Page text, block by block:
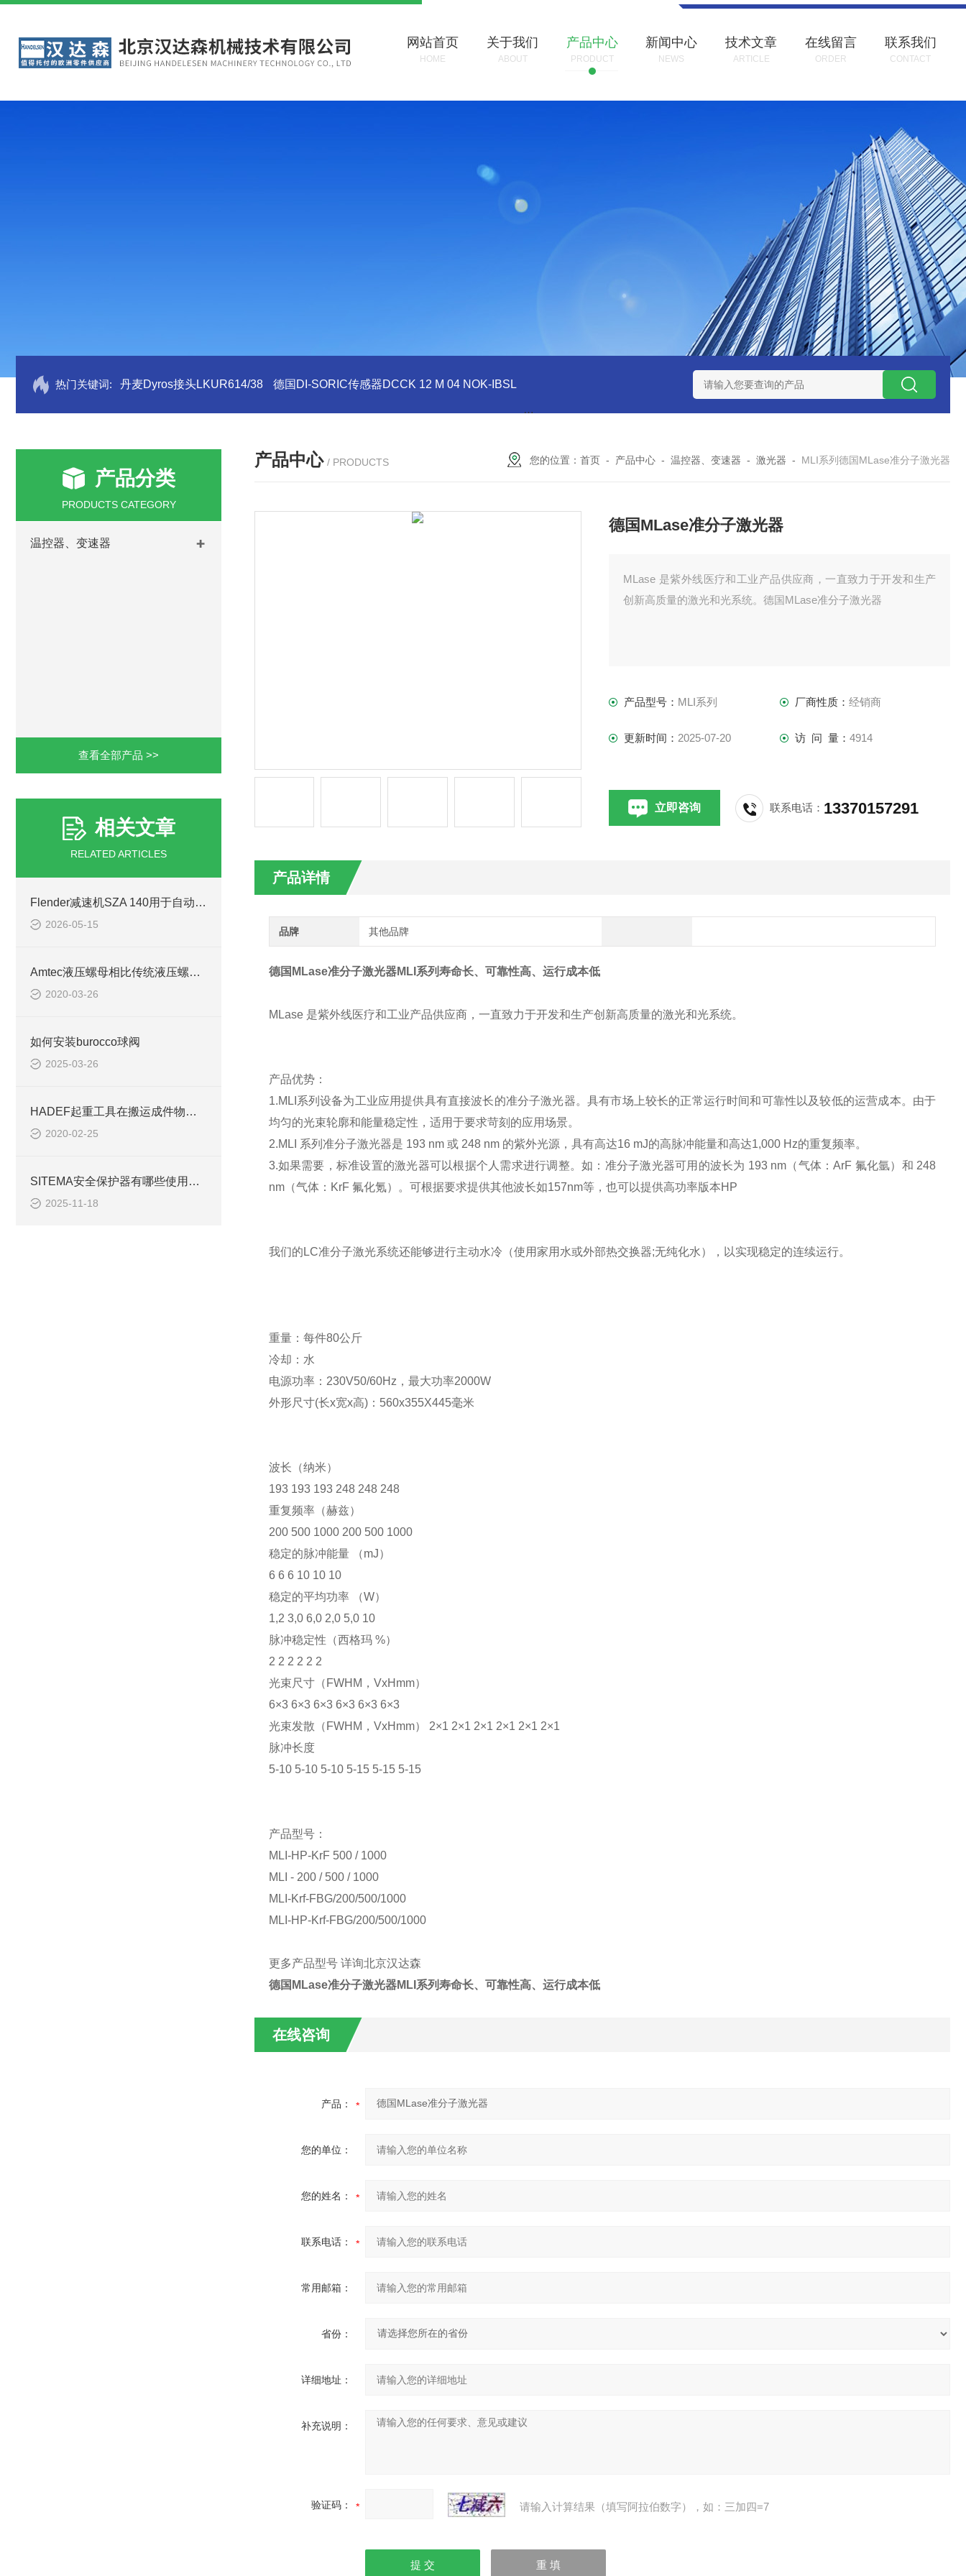
网站首页
HOME
关于我们
ABOUT
产品中心
PRODUCT
新闻中心
NEWS
技术文章
ARTICLE
在线留言
ORDER
联系我们
CONTACT
热门关键词: 丹麦Dyros接头LKUR614/38 德国DI-SORIC传感器DCCK 12 M 04 NOK-IBSL 德国DI-SORIC传感器DCC 08 M 02 PSK-TSL 瑞典AQ液位开关RS34 意大利
产品分类
PRODUCTS CATEGORY
温控器、变速器
查看全部产品 >>
相关文章
RELATED ARTICLES
Flender减速机SZA 140用于自动化生产线
2026-05-15
Amtec液压螺母相比传统液压螺母具有哪些优势？
2020-03-26
如何安装burocco球阀
2025-03-26
HADEF起重工具在搬运成件物品种有哪些特点？
2020-02-25
SITEMA安全保护器有哪些使用注意事项
2025-11-18
产品中心 / PRODUCTS 您的位置： 首页 - 产品中心 - 温控器、变速器 - 激光器 - MLI系列德国MLase准分子激光器
德国MLase准分子激光器
MLase 是紫外线医疗和工业产品供应商，一直致力于开发和生产
创新高质量的激光和光系统。德国MLase准分子激光器
产品型号： MLI系列 厂商性质： 经销商
更新时间： 2025-07-20 访 问 量： 4914
立即咨询 联系电话： 13370157291
产品详情
品牌 其他品牌
德国 MLase准分子激光器MLI 系列寿命长、可靠性高、运行成本低
MLase 是紫外线医疗和工业产品供应商， 一直致力于开发和生产创新高质量的激光和光系统。
产品优势：
1.MLI 系列设备为工业应用提供具有直接波长的准分子激光器。具有市场上较长的正常运行时间和可靠性以及较低的运营成本。由于
均匀的光束轮廓和能量稳定性，适用于要求苛刻的应用场景。
2.MLI 系列准分子激光器是 193 nm 或 248 nm 的紫外光源，具有高达16 mJ的高脉冲能量和高达1,000 Hz的重复频率。
3.如果需要，标准设置的激光器可以根据个人需求进行调整。如：准分子激光器可用的波长为 193 nm （气体：ArF 氟化氩）和 248
nm（气体： KrF 氟化氪）。可根据要求提供其他波长如157nm等，也可以提供高功率版本HP
我们的 LC准分子激光系统还能够进行主动水冷（使用家用水或外部热交换器;无纯化水），以实现稳定的连续运行。
重量：每件80公斤
冷却：水
电源功率： 230V50/60Hz ， 最大功率2000W
外形尺寸(长x宽x高)： 560x355X445毫米
波长（纳米）
193 193 193 248 248 248
重复频率（赫兹）
200 500 1000 200 500 1000
稳定的脉冲能量
（mJ）
6 6 6 10 10 10
稳定的平均功率 （W）
1,2 3,0 6,0 2,0 5,0 10
脉冲稳定性（西格玛%）
2 2 2 2 2 2
光束尺寸（ FWHM ， VxHmm）
6×3 6×3 6×3 6×3 6×3 6×3
光束发散（ FWHM ， VxHmm） 2×1 2×1 2×1 2×1 2×1 2×1
脉冲长度
5-10 5-10 5-10 5-15 5-15 5-15
产品型号：
MLI-HP-KrF 500 / 1000
MLI - 200 / 500 / 1000
MLI-Krf-FBG/200/500/1000
MLI-HP-Krf-FBG/200/500/1000
更多产品型号 详询北京汉达森
德国 MLase准分子激光器MLI 系列寿命长、可靠性高、运行成本低
在线咨询
产品：
您的单位：
您的姓名：
联系电话：
常用邮箱：
省份：
详细地址：
补充说明：
验证码： 请输入计算结果（填写阿拉伯数字），如：三加四=7